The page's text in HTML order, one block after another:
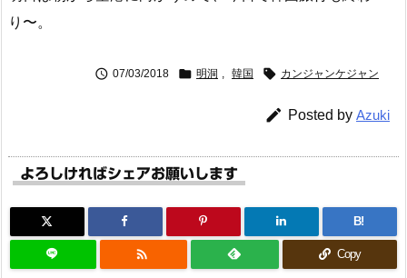
り〜。
 07/03/2018  明洞 韓国  カンジャンケジャン
 Posted by Azuki
よろしければシェアお願いします
B!
 Copy